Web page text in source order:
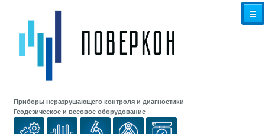
Приборы неразрушающего контроля и диагностики
Геодезическое и весовое оборудование
☰